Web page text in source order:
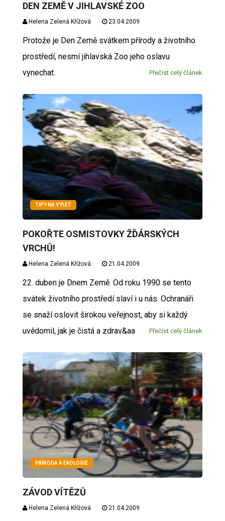
DEN ZEMĚ V JIHLAVSKÉ ZOO
Helena Zelená Křížová 23.04.2009
Protože je Den Země svátkem přírody a životního
prostředí, nesmí jihlavská Zoo jeho oslavu
vynechat.
Přečíst celý článek
TIPY NA VÝLET
POKOŘTE OSMISTOVKY ŽĎÁRSKÝCH
VRCHŮ!
Helena Zelená Křížová 21.04.2009
22. duben je Dnem Země. Od roku 1990 se tento
svátek životního prostředí slaví i u nás. Ochranáři
se snaží oslovit širokou veřejnost, aby si každý
uvědomil, jak je čistá a zdrav&aa
Přečíst celý článek
PŘÍRODA A EKOLOGIE
ZÁVOD VÍTĚZŮ
Helena Zelená Křížová 21.04.2009